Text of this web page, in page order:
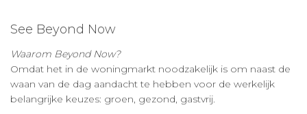
See Beyond Now
Waarom Beyond Now?
Omdat het in de woningmarkt noodzakelijk is om naast de
waan van de dag aandacht te hebben voor de werkelijk
belangrijke keuzes: groen, gezond, gastvrij.